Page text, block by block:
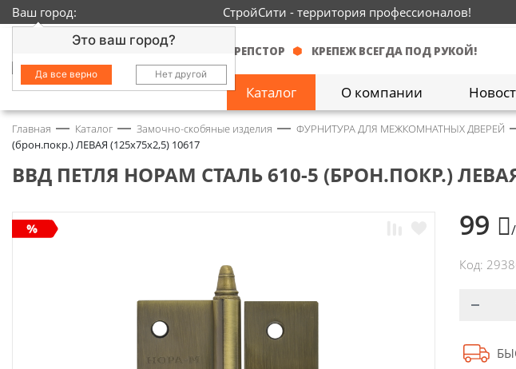
Ваш город:
Это ваш город?
Да все верно Нет другой
СтройСити - территория профессионалов!
КРЕПСТОР КРЕПЕЖ ВСЕГДА ПОД РУКОЙ!
Каталог О компании
Замочно-скобяные
изделия 1429
Инструмент 2363
Колеса
Главная Каталог Замочно-скобяные изделия ФУРНИТУРА ДЛЯ МЕЖКОМНАТНЫХ ДВЕРЕЙ
(брон.покр.) ЛЕВАЯ (125х75х2,5) 10617
ВВД ПЕТЛЯ НОРАМ СТАЛЬ 610-5 (БРОН.ПОКР.)
99
Код: